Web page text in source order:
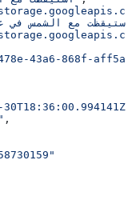
استيقظت مع الشمس في
43a6-868f-
,